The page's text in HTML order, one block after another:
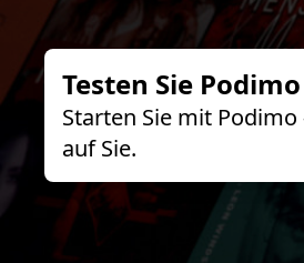
Testen Sie
Starten Sie mit
auf Sie.